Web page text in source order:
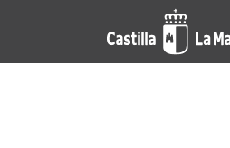
Pasar al contenido principal
Actualidad de